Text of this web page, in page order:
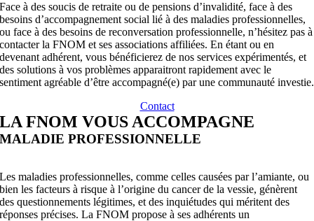
Face à des soucis de retraite ou de pensions d’invalidité, face à des
besoins d’accompagnement social lié à des maladies professionnelles,
ou face à des besoins de reconversation professionnelle, n’hésitez pas à
contacter la FNOM et ses associations affiliées. En étant ou en
devenant adhérent, vous bénéficierez de nos services expérimentés, et
des solutions à vos problèmes apparaitront rapidement avec le
sentiment agréable d’être accompagné(e) par une communauté investie.
Contact
LA FNOM VOUS ACCOMPAGNE
MALADIE PROFESSIONNELLE
Les maladies professionnelles, comme celles causées par l’amiante, ou
bien les facteurs à risque à l’origine du cancer de la vessie, génèrent
des questionnements légitimes, et des inquiétudes qui méritent des
réponses précises. La FNOM propose à ses adhérents un